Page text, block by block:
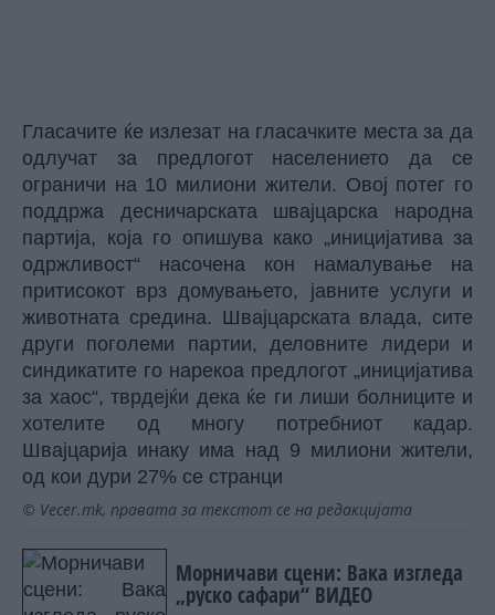
Гласачите ќе излезат на гласачките места за да
одлучат за предлогот населението да се
ограничи на 10 милиони жители. Овој потег го
поддржа десничарската швајцарска народна
партија, која го опишува како „иницијатива за
одржливост“ насочена кон намалување на
притисокот врз домувањето, јавните услуги и
животната средина. Швајцарската влада, сите
други поголеми партии, деловните лидери и
синдикатите го нарекоа предлогот „иницијатива
за хаос“, тврдејќи дека ќе ги лиши болниците и
хотелите од многу потребниот кадар.
Швајцарија инаку има над 9 милиони жители,
од кои дури 27% се странци
© Vecer.mk, правата за текстот се на редакцијата
Морничави сцени: Вака изгледа
„руско сафари“ ВИДЕО